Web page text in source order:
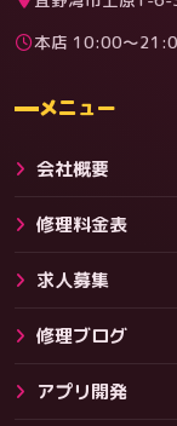
料金
本店 10:00〜
メニュー
会社概要
修理料金表
求人募集
修理ブログ
アプリ開発